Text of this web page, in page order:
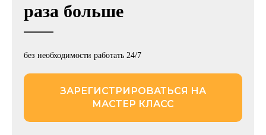
раза больше
без необходимости работать 24/7
ЗАРЕГИСТРИРОВАТЬСЯ НА
МАСТЕР КЛАСС